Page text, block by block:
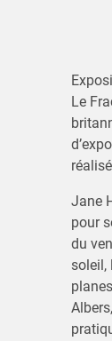
Le
Jane
pour
du
soleil,